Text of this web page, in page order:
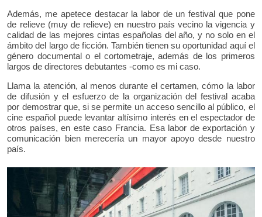
Además, me apetece destacar la labor de un festival que pone
de relieve (muy de relieve) en nuestro país vecino la vigencia y
calidad de las mejores cintas españolas del año, y no solo en el
ámbito del largo de ficción. También tienen su oportunidad aquí el
género documental o el cortometraje, además de los primeros
largos de directores debutantes -como es mi caso.
Llama la atención, al menos durante el certamen, cómo la labor
de difusión y el esfuerzo de la organización del festival acaba
por demostrar que, si se permite un acceso sencillo al público, el
cine español puede levantar altísimo interés en el espectador de
otros países, en este caso Francia. Esa labor de exportación y
comunicación bien merecería un mayor apoyo desde nuestro
país.